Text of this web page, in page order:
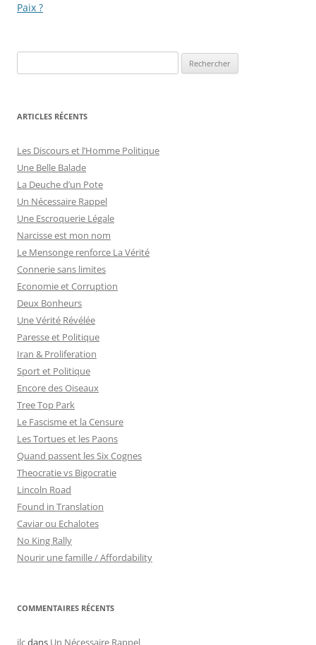
des
Paix ?
e
h
r
c
h
e
r
:
ARTICLES RÉCENTS
Les Discours et l’Homme Politique
Une Belle Balade
La Deuche d’un Pote
Un Nécessaire Rappel
Une Escroquerie Légale
Narcisse est mon nom
Le Mensonge renforce La Vérité
Connerie sans limites
Economie et Corruption
Deux Bonheurs
Une Vérité Révélée
Paresse et Politique
Iran & Proliferation
Sport et Politique
Encore des Oiseaux
Tree Top Park
Le Fascisme et la Censure
Les Tortues et les Paons
Quand passent les Six Cognes
Theocratie vs Bigocratie
Lincoln Road
Found in Translation
Caviar ou Echalotes
No King Rally
Nourir une famille / Affordability
COMMENTAIRES RÉCENTS
jlcdans Un Nécessaire Rappel